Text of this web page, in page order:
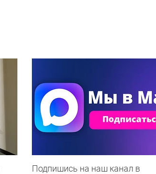
Подпишись на наш канал в